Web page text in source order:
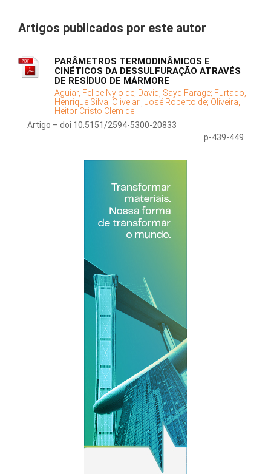
Artigos publicados por este autor
PARÂMETROS TERMODINÂMICOS E
CINÉTICOS DA DESSULFURAÇÃO ATRAVÉS
DE RESÍDUO DE MÁRMORE
Aguiar, Felipe Nylo de; David, Sayd Farage; Furtado,
Henrique Silva; Oliveiar., José Roberto de; Oliveira,
Heitor Cristo Clem de
Artigo – doi 10.5151/2594-5300-20833
p-439-449